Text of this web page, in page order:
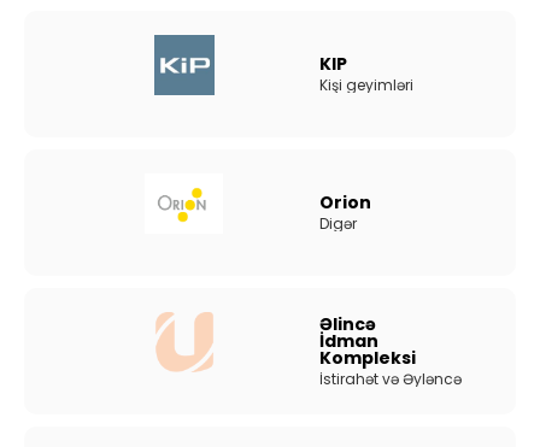
KIP
Kişi geyimləri
Orion
Digər
Əlincə
İdman
Kompleksi
İstirahət və Əyləncə